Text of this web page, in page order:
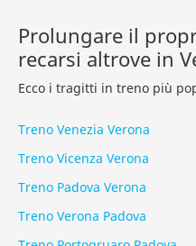
Prolungare il
recarsi altrove in
Ecco i tragitti in treno più
Treno Venezia Verona
Treno Vicenza Verona
Treno Padova Verona
Treno Verona Padova